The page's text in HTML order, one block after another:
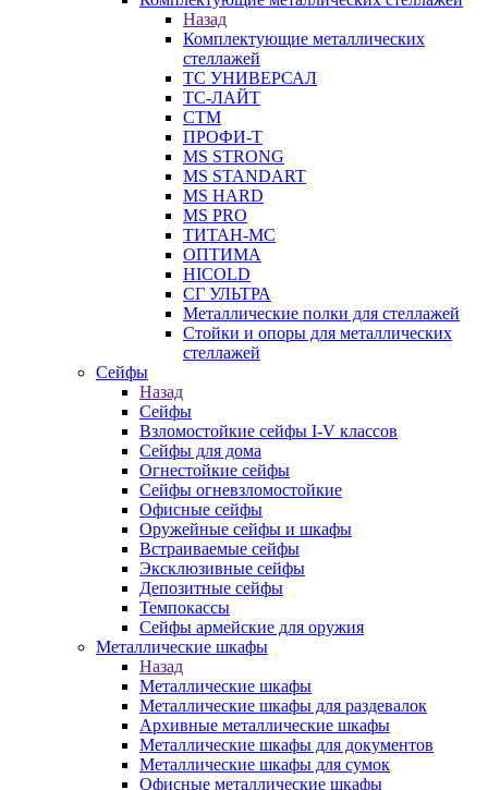
Назад
Комплектующие металлических
стеллажей
ТС УНИВЕРСАЛ
ТС-ЛАЙТ
СТМ
ПРОФИ-Т
MS STRONG
MS STANDART
MS HARD
MS PRO
ТИТАН-МС
ОПТИМА
HICOLD
СГ УЛЬТРА
Металлические полки для стеллажей
Стойки и опоры для металлических
стеллажей
Сейфы
Назад
Сейфы
Взломостойкие сейфы I-V классов
Сейфы для дома
Огнестойкие сейфы
Сейфы огневзломостойкие
Офисные сейфы
Оружейные сейфы и шкафы
Встраиваемые сейфы
Эксклюзивные сейфы
Депозитные сейфы
Темпокассы
Сейфы армейские для оружия
Металлические шкафы
Назад
Металлические шкафы
Металлические шкафы для раздевалок
Архивные металлические шкафы
Металлические шкафы для документов
Металлические шкафы для сумок
Офисные металлические шкафы